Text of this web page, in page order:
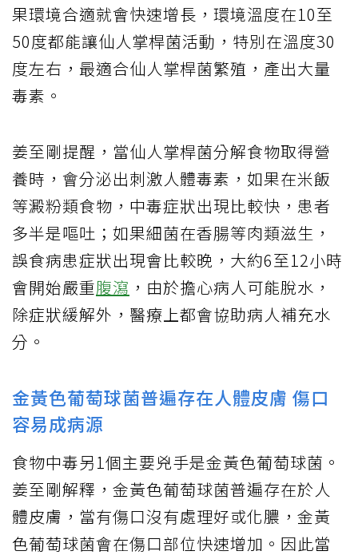
果環境合適就會快速增長，環境溫度在10至
50度都能讓仙人掌桿菌活動，特別在溫度30
度左右，最適合仙人掌桿菌繁殖，產出大量
毒素。
姜至剛提醒，當仙人掌桿菌分解食物取得營
養時，會分泌出刺激人體毒素，如果在米飯
等澱粉類食物，中毒症狀出現比較快，患者
多半是嘔吐；如果細菌在香腸等肉類滋生，
誤食病患症狀出現會比較晚，大約6至12小時
會開始嚴重腹瀉 ，由於擔心病人可能脫水，
除症狀緩解外，醫療上都會協助病人補充水
分。
金黃色葡萄球菌普遍存在人體皮膚 傷口
容易成病源
食物中毒另1個主要兇手是金黃色葡萄球菌。
姜至剛解釋，金黃色葡萄球菌普遍存在於人
體皮膚，當有傷口沒有處理好或化膿，金黃
色葡萄球菌會在傷口部位快速增加。因此當